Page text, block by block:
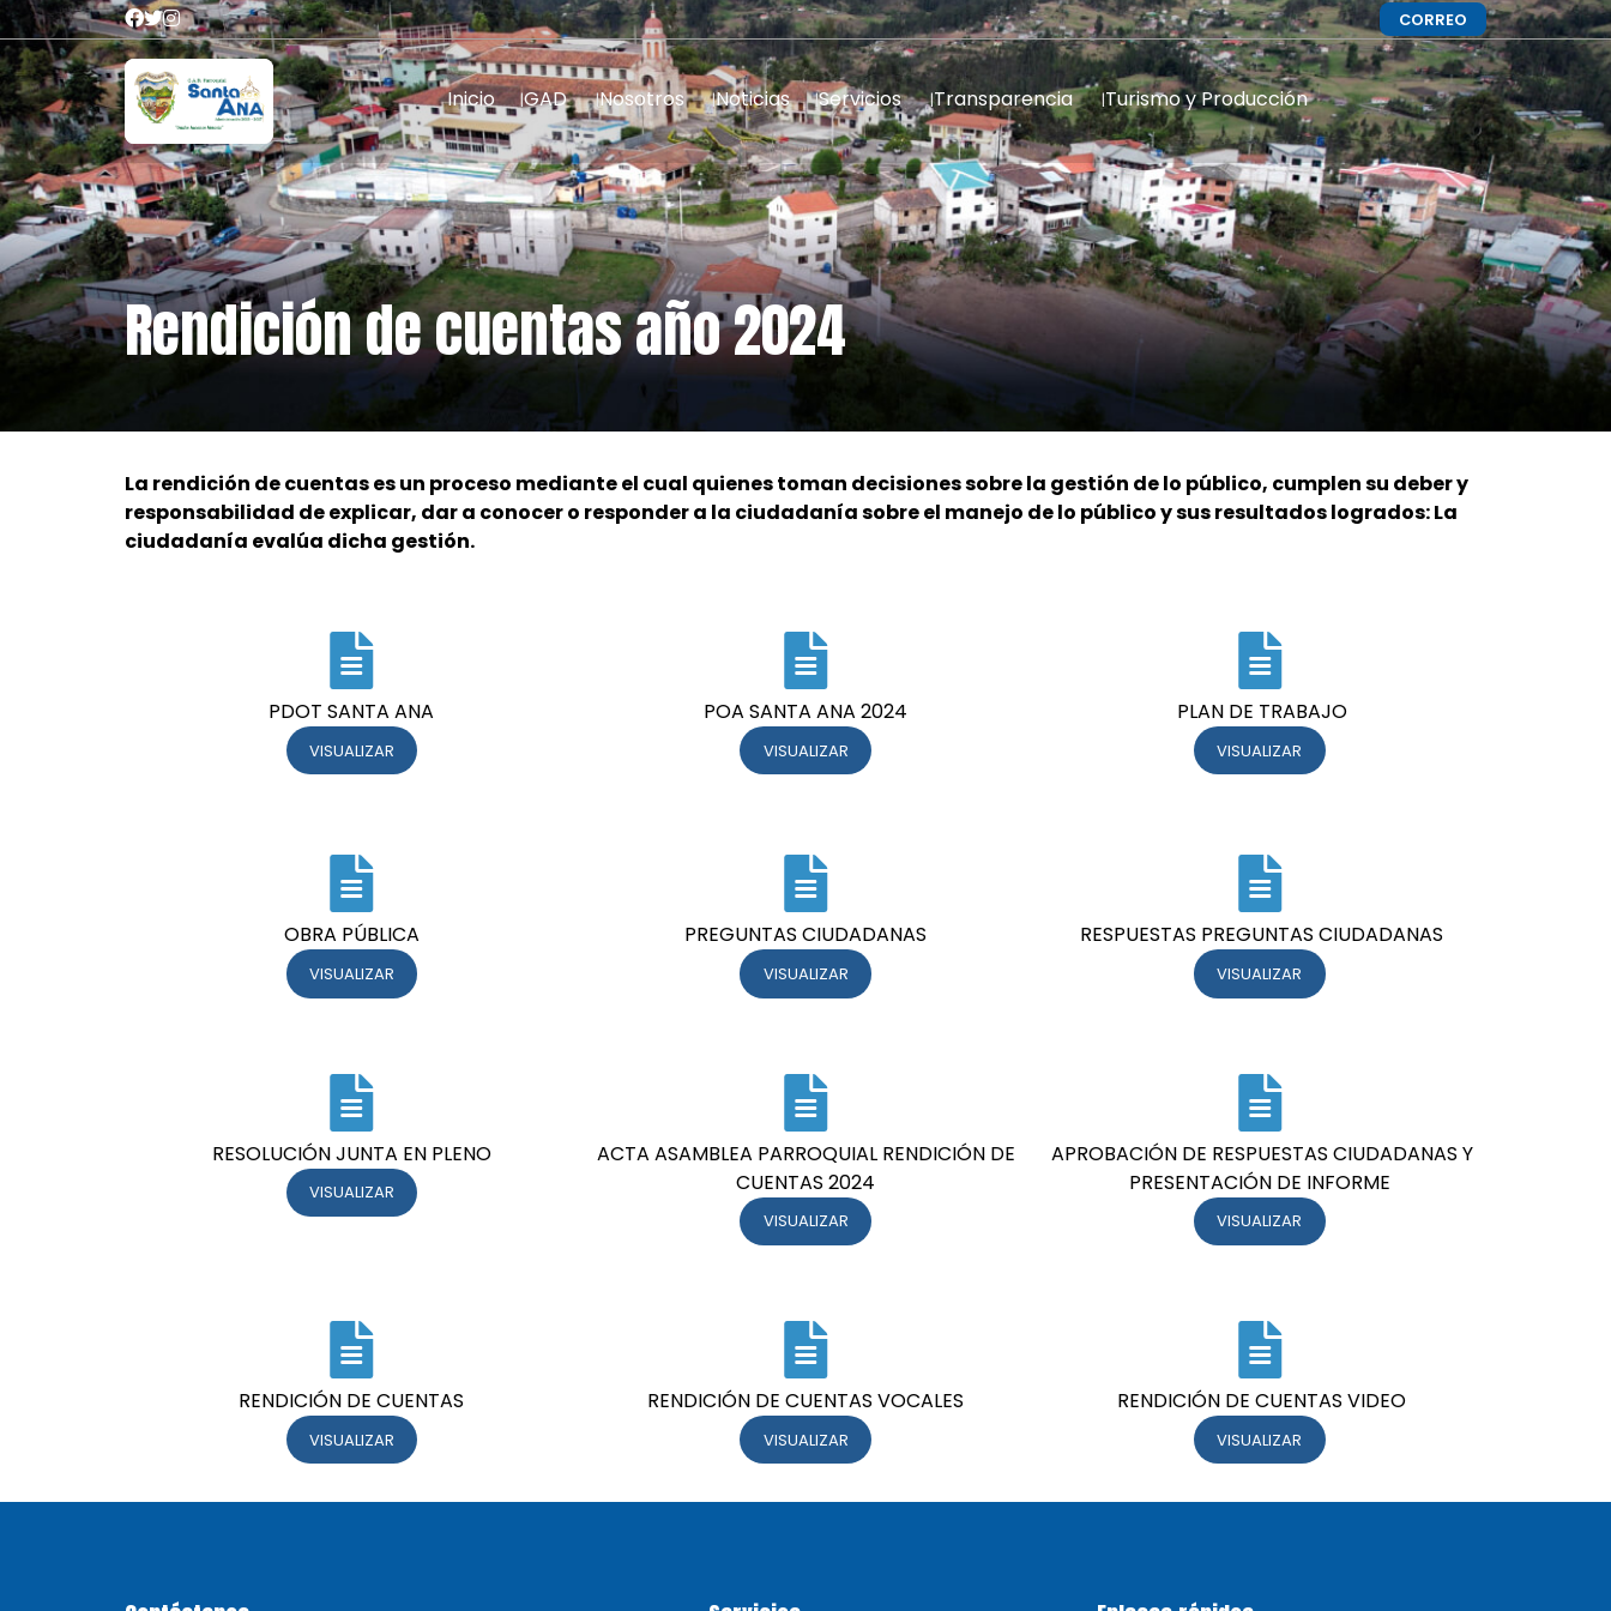
CORREO
Inicio GAD Nosotros Noticias Servicios Transparencia Turismo y Producción
Rendición de cuentas año 2024
La rendición de cuentas es un proceso mediante el cual quienes toman decisiones sobre la gestión de lo público, cumplen su deber y
responsabilidad de explicar, dar a conocer o responder a la ciudadanía sobre el manejo de lo público y sus resultados logrados: La
ciudadanía evalúa dicha gestión.
PDOT SANTA ANA
VISUALIZAR
POA SANTA ANA 2024
VISUALIZAR
PLAN DE TRABAJO
VISUALIZAR
OBRA PÚBLICA
VISUALIZAR
PREGUNTAS CIUDADANAS
VISUALIZAR
RESPUESTAS PREGUNTAS CIUDADANAS
VISUALIZAR
RESOLUCIÓN JUNTA EN PLENO
VISUALIZAR
ACTA ASAMBLEA PARROQUIAL RENDICIÓN DE
CUENTAS 2024
VISUALIZAR
APROBACIÓN DE RESPUESTAS CIUDADANAS Y
PRESENTACIÓN DE INFORME
VISUALIZAR
RENDICIÓN DE CUENTAS
VISUALIZAR
RENDICIÓN DE CUENTAS VOCALES
VISUALIZAR
RENDICIÓN DE CUENTAS VIDEO
VISUALIZAR